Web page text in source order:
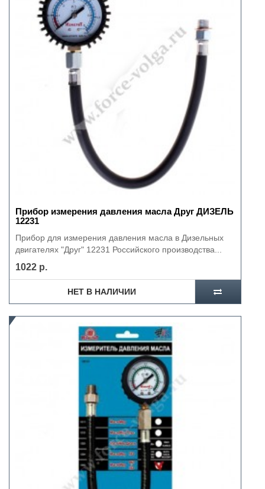
Прибор измерения давления масла Друг ДИЗЕЛЬ
12231
Прибор для измерения давления масла в Дизельных
двигателях "Друг" 12231 Российского производства...
1022 р.
НЕТ В НАЛИЧИИ